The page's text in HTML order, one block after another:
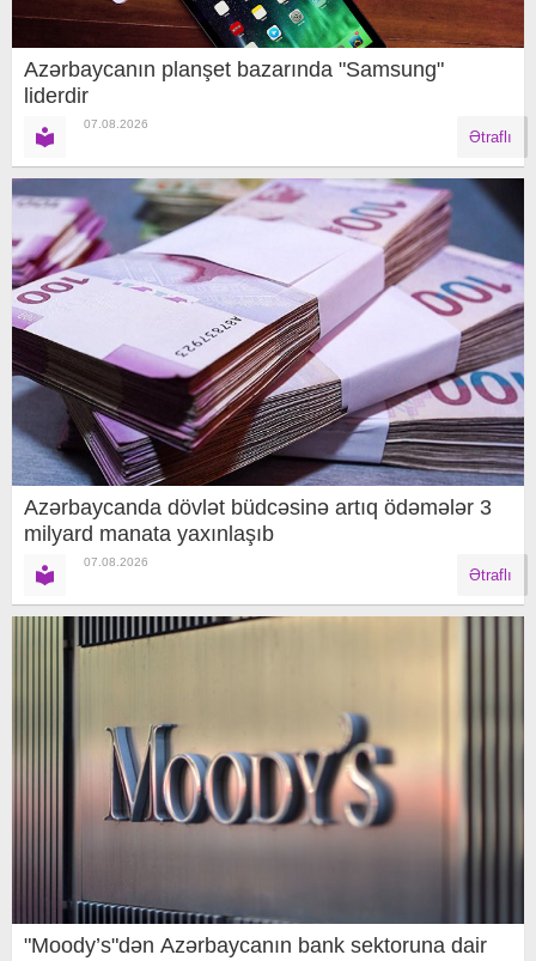
Azərbaycanın planşet bazarında "Samsung"
liderdir
07.08.2026
Ətraflı
Azərbaycanda dövlət büdcəsinə artıq ödəmələr 3
milyard manata yaxınlaşıb
07.08.2026
Ətraflı
"Moody’s"dən Azərbaycanın bank sektoruna dair